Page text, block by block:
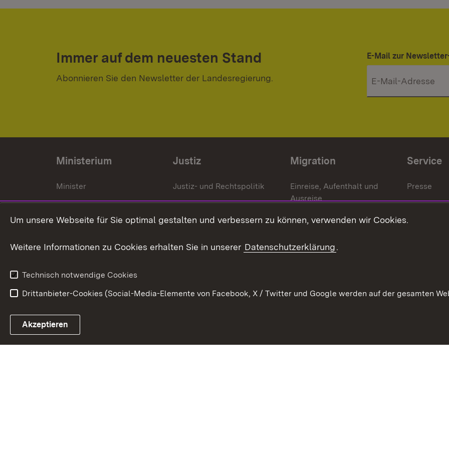
Immer auf dem neuesten Stand
Abonnieren Sie den Newsletter der Landesregierung.
E-Mail zur
Ministerium
Minister
Staatssekrektär
Ministerialdirektorin
Organigramm
Justiz
Justiz- und Rechtspolitik
Gerichte und
Staatsanwaltschaften
Migration
Einreise, Aufenthalt und
Ausreise
Asylbewerber und
Erlasse und
Service
Presse
Link zum Landesportal
Um unsere Webseite für Sie optimal gestalten und verbessern zu können, verwenden wir Cookies.
Weitere Informationen zu Cookies erhalten Sie in unserer Datenschutzerklärung.
Technisch notwendige Cookies
Drittanbieter-Cookies (Social-Media-Elemente von Facebook, X / Twitter und Google werden auf der gesamten
Akzeptieren